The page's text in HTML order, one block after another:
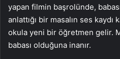
yapan filmin başrolünde,
anlattığı bir masalın ses
okula yeni bir öğretmen gelir.
babası olduğuna inanır.